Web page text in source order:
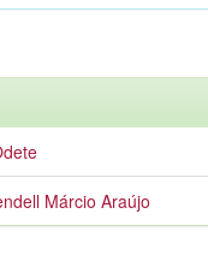
Márcio Araújo